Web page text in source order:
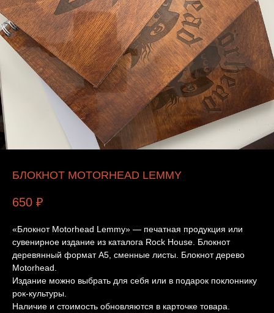
БЛОКНОТ MOTORHEAD LEMMY
650 ₽
«Блокнот Motorhead Lemmy» — печатная продукция или
сувенирное издание из каталога Rock House. Блокнот
деревянный формат А5, сменные листы. Блокнот дерево
Motorhead.
Издание можно выбрать для себя или в подарок поклоннику
рок-культуры.
Наличие и стоимость обновляются в карточке товара.